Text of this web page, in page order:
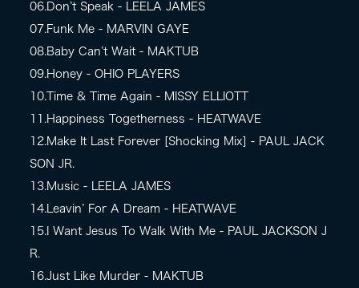
06.Don’t Speak - LEELA JAMES
07.Funk Me - MARVIN GAYE
08.Baby Can’t Wait - MAKTUB
09.Honey - OHIO PLAYERS
10.Time & Time Again - MISSY ELLIOTT
11.Happiness Togetherness - HEATWAVE
12.Make It Last Forever [Shocking Mix] - PAUL JACK
SON JR.
13.Music - LEELA JAMES
14.Leavin’ For A Dream - HEATWAVE
15.I Want Jesus To Walk With Me - PAUL JACKSON J
R.
16.Just Like Murder - MAKTUB